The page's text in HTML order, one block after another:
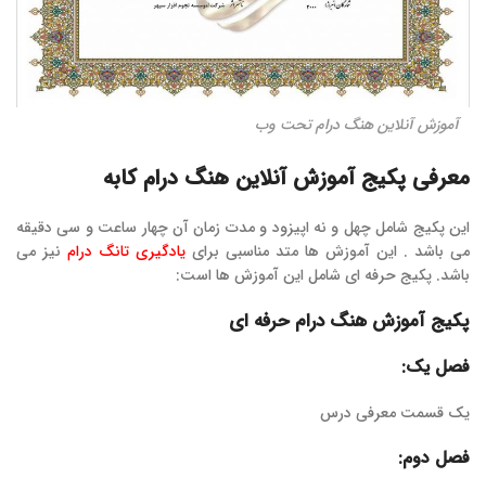
آموزش آنلاین هنگ درام تحت وب
معرفی پکیج آموزش آنلاین هنگ درام کابه
این پکیج شامل چهل و نه اپیزود و مدت زمان آن چهار ساعت و سی دقیقه
می باشد . این آموزش ها متد مناسبی برای یادگیری تانگ درام نیز می
باشد. پکیج حرفه ای شامل این آموزش ها است:
پکیج آموزش هنگ درام حرفه ای
فصل یک:
یک قسمت معرفی درس
فصل دوم: